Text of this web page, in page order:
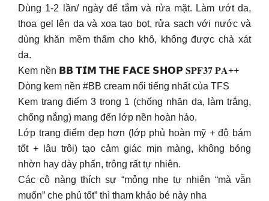
Dùng 1-2 lần/ ngày để tắm và rửa mặt. Làm ướt da,
thoa gel lên da và xoa tạo bọt, rửa sạch với nước và
dùng khăn mềm thấm cho khô, không được chà xát
da.
Kem nền 𝗕𝗕 𝗧𝗜́𝗠 𝗧𝗛𝗘 𝗙𝗔𝗖𝗘 𝗦𝗛𝗢𝗣 𝐒𝐏𝐅𝟑𝟕 𝐏𝐀++
Dòng kem nền #BB cream nổi tiếng nhất của TFS
Kem trang điểm 3 trong 1 (chống nhăn da, làm trắng,
chống nắng) mang đến lớp nền hoàn hảo.
Lớp trang điểm đẹp hơn (lớp phủ hoàn mỹ + độ bám
tốt + lâu trôi) tạo cảm giác mịn màng, không bóng
nhờn hay dày phấn, trông rất tự nhiên.
Các cô nàng thích sự “mỏng nhẹ tự nhiên “mà vẫn
muốn” che phủ tốt” thì tham khảo bé này nha